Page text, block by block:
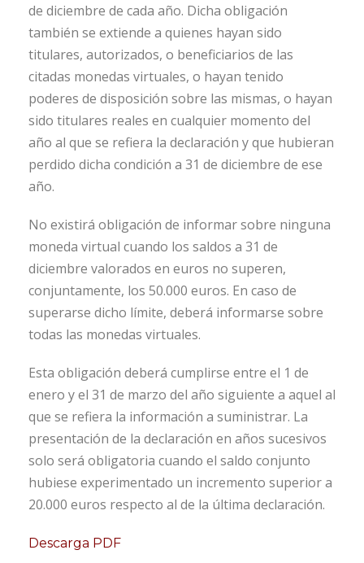
de diciembre de cada año. Dicha obligación
también se extiende a quienes hayan sido
titulares, autorizados, o beneficiarios de las
citadas monedas virtuales, o hayan tenido
poderes de disposición sobre las mismas, o hayan
sido titulares reales en cualquier momento del
año al que se refiera la declaración y que hubieran
perdido dicha condición a 31 de diciembre de ese
año.
No existirá obligación de informar sobre ninguna
moneda virtual cuando los saldos a 31 de
diciembre valorados en euros no superen,
conjuntamente, los 50.000 euros. En caso de
superarse dicho límite, deberá informarse sobre
todas las monedas virtuales.
Esta obligación deberá cumplirse entre el 1 de
enero y el 31 de marzo del año siguiente a aquel al
que se refiera la información a suministrar. La
presentación de la declaración en años sucesivos
solo será obligatoria cuando el saldo conjunto
hubiese experimentado un incremento superior a
20.000 euros respecto al de la última declaración.
Descarga PDF